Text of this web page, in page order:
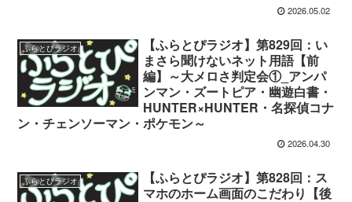
2026.05.02
ふらとぴラジオ
【ふらとぴラジオ】第829回：い
まさら聞けないネット用語【前
編】～大メロさ判定会①_アンパ
ンマン・ズートピア・幽遊白書・
HUNTER×HUNTER・名探偵コナ
ン・チェンソーマン・ポケモン～
2026.04.30
ふらとぴラジオ
【ふらとぴラジオ】第828回：ス
マホのホーム画面のこだわり【後